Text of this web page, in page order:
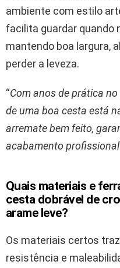
ambiente com estilo
facilita guardar quando
mantendo boa largura,
perder a leveza.
“Com anos de prática
de uma boa cesta está
arremate bem feito,
acabamento
Quais materiais e
cesta dobrável de
arame leve?
Os materiais certos
resistência e